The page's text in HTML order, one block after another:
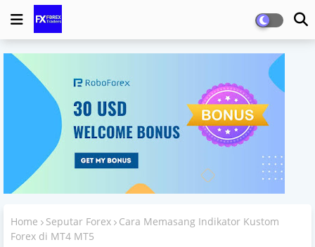
Home Seputar Forex
Cara Memasang Indikator Kustom
Forex di MT4 MT5